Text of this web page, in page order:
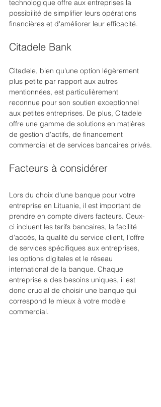
technologique offre aux entreprises la
possibilité de simplifier leurs opérations
financières et d'améliorer leur efficacité.
Citadele Bank
Citadele, bien qu'une option légèrement
plus petite par rapport aux autres
mentionnées, est particulièrement
reconnue pour son soutien exceptionnel
aux petites entreprises. De plus, Citadele
offre une gamme de solutions en matières
de gestion d'actifs, de financement
commercial et de services bancaires privés.
Facteurs à considérer
Lors du choix d'une banque pour votre
entreprise en Lituanie, il est important de
prendre en compte divers facteurs. Ceux-
ci incluent les tarifs bancaires, la facilité
d'accès, la qualité du service client, l'offre
de services spécifiques aux entreprises,
les options digitales et le réseau
international de la banque. Chaque
entreprise a des besoins uniques, il est
donc crucial de choisir une banque qui
correspond le mieux à votre modèle
commercial.